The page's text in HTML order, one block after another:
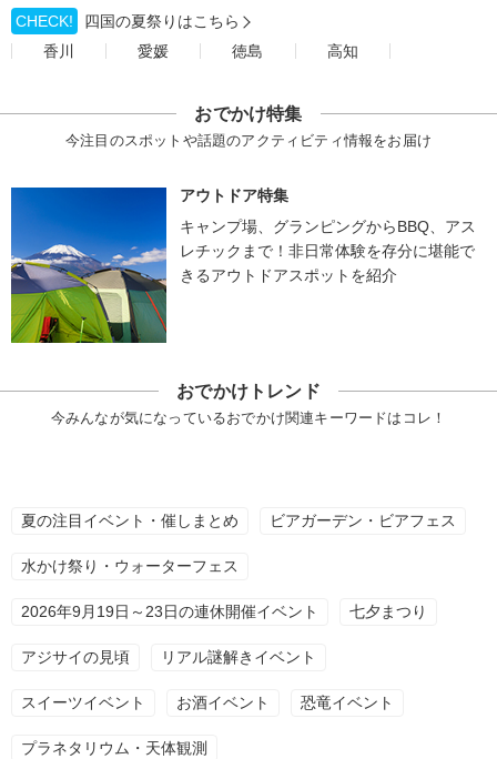
CHECK!
四国の夏祭りはこちら
香川
愛媛 徳島 高知
おでかけ特集
今注目のスポットや話題のアクティビティ情報をお届け
アウトドア特集
キャンプ場、グランピングからBBQ、アス
レチックまで！非日常体験を存分に堪能で
きるアウトドアスポットを紹介
おでかけトレンド
今みんなが気になっているおでかけ関連キーワードはコレ！
夏の注目イベント・催しまとめ ビアガーデン・ビアフェス
水かけ祭り・ウォーターフェス
2026年9月19日～23日の連休開催イベント 七夕まつり
アジサイの見頃 リアル謎解きイベント
スイーツイベント お酒イベント 恐竜イベント
プラネタリウム・天体観測